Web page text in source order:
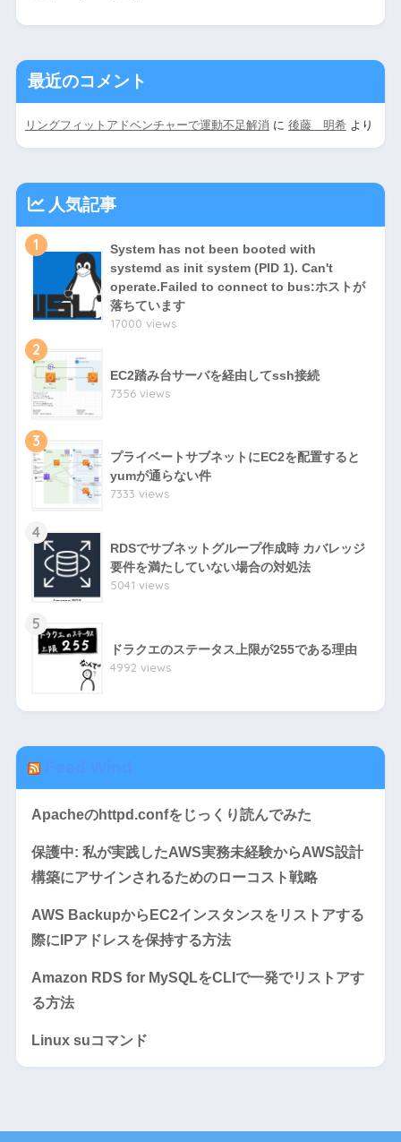
最近のコメント
リングフィットアドベンチャーで運動不足解消 に 後藤 明希より
人気記事
1
System has not been booted with
systemd as init system (PID 1). Can't
operate.Failed to connect to bus:ホストが
落ちています
17000 views
2
EC2踏み台サーバを経由してssh接続
7356 views
3
プライベートサブネットにEC2を配置すると
yumが通らない件
7333 views
4
RDSでサブネットグループ作成時 カバレッジ
要件を満たしていない場合の対処法
5041 views
5
ドラクエのステータス上限が255である理由
4992 views
Apacheのhttpd.confをじっくり読んでみた
保護中: 私が実践したAWS実務未経験からAWS設計
構築にアサインされるためのローコスト戦略
AWS BackupからEC2インスタンスをリストアする
際にIPアドレスを保持する方法
Amazon RDS for MySQLをCLIで一発でリストアす
る方法
Linux suコマンド